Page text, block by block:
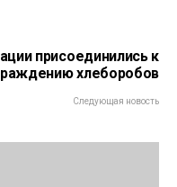
присоединились к
хлеборобов
Следующая новость